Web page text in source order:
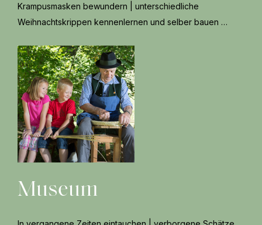
Krampusmasken bewundern | unterschiedliche
Weihnachtskrippen kennenlernen und selber bauen …
Museum